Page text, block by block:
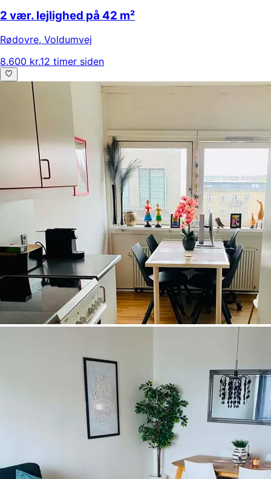
2 vær. lejlighed på 42 m²
Rødovre, Voldumvej
8.600 kr.12 timer siden